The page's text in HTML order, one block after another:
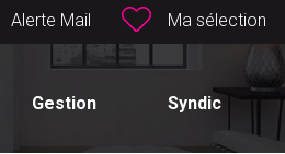
Alerte Mail Ma sélection
Gestion Syndic